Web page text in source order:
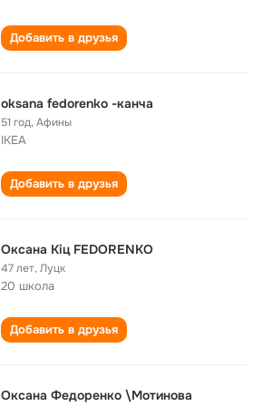
Добавить в друзья
oksana fedorenko -канча
51 год,Афины
IKEA
Добавить в друзья
Оксана Кіц FEDORENKO
47 лет,Луцк
20 школа
Добавить в друзья
Оксана Федоренко \Мотинова